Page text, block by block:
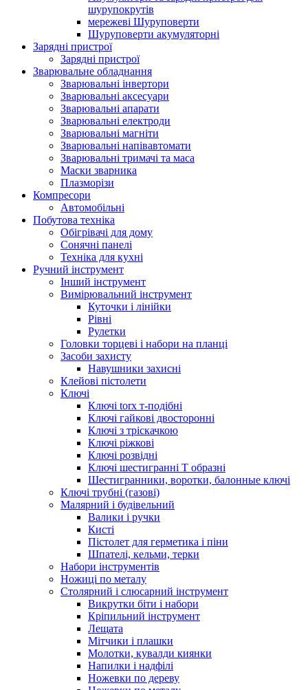
шурупокрутів
мережеві Шуруповерти
Шуруповерти акумуляторні
Зарядні пристрої
Зарядні пристрої
Зварювальне обладнання
Зварювальні інвертори
Зварювальні аксесуари
Зварювальні апарати
Зварювальні електроди
Зварювальні магніти
Зварювальні напівавтомати
Зварювальні тримачі та маса
Маски зварника
Плазморізи
Компресори
Автомобільні
Побутова техніка
Обігрівачі для дому
Сонячні панелі
Техніка для кухні
Ручний інструмент
Інший інструмент
Вимірювальний інструмент
Куточки і лінійки
Рівні
Рулетки
Головки торцеві і набори на планці
Засоби захисту
Навушники захисні
Клейові пістолети
Ключі
Ключі torx т-подібні
Ключі гайкові двосторонні
Ключі з тріскачкою
Ключі ріжкові
Ключі розвідні
Ключі шестигранні Т образні
Шестигранники, воротки, балонные ключі
Ключі трубні (газові)
Малярний і будівельний
Валики і ручки
Кисті
Пістолет для герметика і піни
Шпателі, кельми, терки
Набори інструментів
Ножиці по металу
Столярний і слюсарний інструмент
Викрутки біти і набори
Кріпильний інструмент
Лещата
Мітчики і плашки
Молотки, кувалди киянки
Напилки і надфілі
Ножевки по дереву